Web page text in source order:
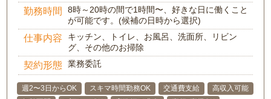
勤務時間
8時～20時の間で1時間〜、好きな日に働くこと
が可能です。(候補の日時から選択)
仕事内容
キッチン、トイレ、お風呂、洗面所、リビン
グ、その他のお掃除
契約形態 業務委託
週2〜3日からOK スキマ時間勤務OK 交通費支給
高収入可能